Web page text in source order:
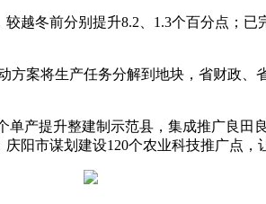
冬前分别提升8.2、1.3个百分点；已
将生产任务分解到地块，省财政、
产提升整建制示范县，集成推广良田
阳市谋划建设120个农业科技推广点，